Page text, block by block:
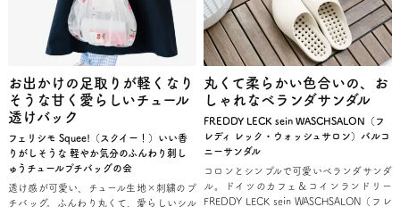
お出かけの足取りが軽くなり
そうな甘く愛らしいチュール
透けバック
フェリシモ Squee!（スクイー！）いい香
りがしそうな 軽やか気分のふんわり刺し
ゅうチュールプチバッグの会
透け感が可愛い、チュール生地×刺繍のプ
チバッグ。ふんわり丸くて、愛らしいシル
丸くて柔らかい色合いの、お
しゃれなベランダサンダル
FREDDY LECK sein WASCHSALON（フ
レディ レック・ウォッシュサロン）バルコ
ニーサンダル
コロンとシンプルで可愛いベランダサンダ
ル。ドイツのカフェ＆コインランドリー
FREDDY LECK sein WASCHSALON（フレ